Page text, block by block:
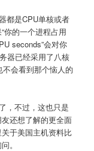
都是CPU单核或者
你的一个进程占用
seconds”会对你
器已经采用了八核
会看到那个恼人的
，不过，这也只是
还想了解的更全面
于美国主机资料比
。